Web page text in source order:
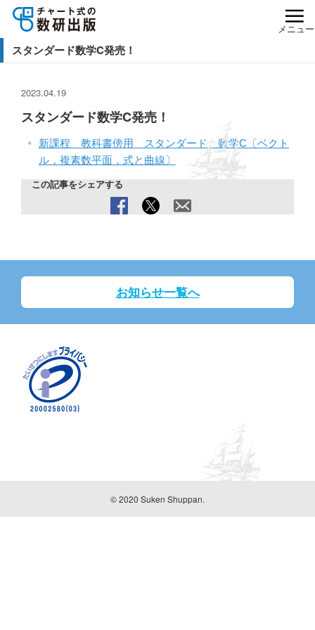
メニュー
スタンダード数学C発売！
スタンダード数学C発売！
2023.04.19
新課程 教科書傍用 スタンダード 数学C〔ベクト
ル，複素数平面，式と曲線〕
この記事をシェアする
お知らせ一覧へ
© 2020 Suken Shuppan.